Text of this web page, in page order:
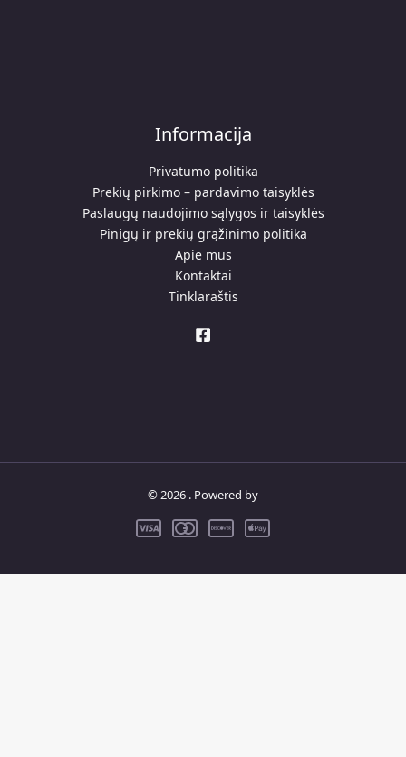
Informacija
Privatumo politika
Prekių pirkimo – pardavimo taisyklės
Paslaugų naudojimo sąlygos ir taisyklės
Pinigų ir prekių grąžinimo politika
Apie mus
Kontaktai
Tinklaraštis
© 2026 . Powered by